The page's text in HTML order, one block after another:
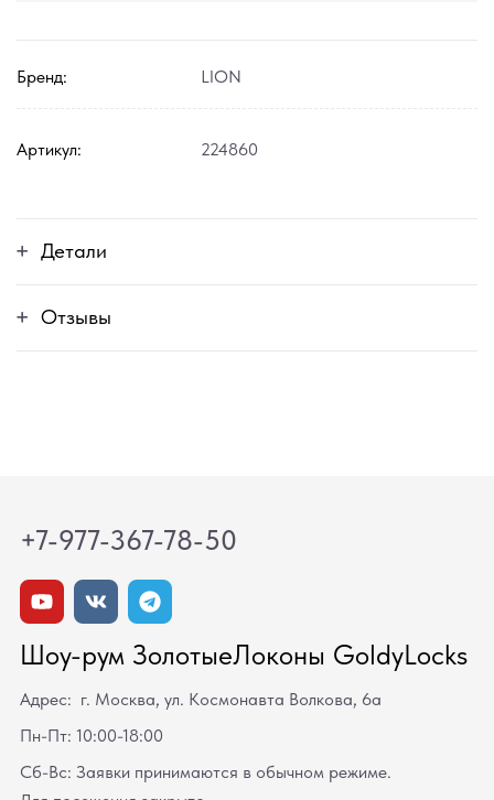
Бренд: LION
Артикул: 224860
Детали
Отзывы
+7-977-367-78-50
Шоу-рум ЗолотыеЛоконы GoldyLocks
Адрес: г. Москва, ул. Космонавта Волкова, 6а
Пн-Пт: 10:00-18:00
Сб-Вс: Заявки принимаются в обычном режиме.